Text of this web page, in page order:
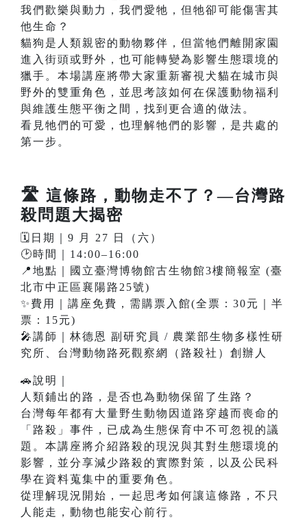
我們歡樂與動力，我們愛牠，但牠卻可能傷害其
他生命？
貓狗是人類親密的動物夥伴，但當牠們離開家園
進入街頭或野外，也可能轉變為影響生態環境的
獵手。本場講座將帶大家重新審視犬貓在城市與
野外的雙重角色，並思考該如何在保護動物福利
與維護生態平衡之間，找到更合適的做法。
看見牠們的可愛，也理解牠們的影響，是共處的
第一步。
🛣️ 這條路，動物走不了？—台灣路
殺問題大揭密
🗓️日期｜9 月 27 日（六）
🕑時間｜14:00–16:00
📍地點｜國立臺灣博物館古生物館3樓簡報室 (臺
北市中正區襄陽路25號)
✨費用｜講座免費，需購票入館(全票：30元｜半
票：15元)
🎤講師｜林德恩 副研究員 / 農業部生物多樣性研
究所、台灣動物路死觀察網（路殺社）創辦人
🚗說明｜
人類鋪出的路，是否也為動物保留了生路？
台灣每年都有大量野生動物因道路穿越而喪命的
「路殺」事件，已成為生態保育中不可忽視的議
題。本講座將介紹路殺的現況與其對生態環境的
影響，並分享減少路殺的實際對策，以及公民科
學在資料蒐集中的重要角色。
從理解現況開始，一起思考如何讓這條路，不只
人能走，動物也能安心前行。